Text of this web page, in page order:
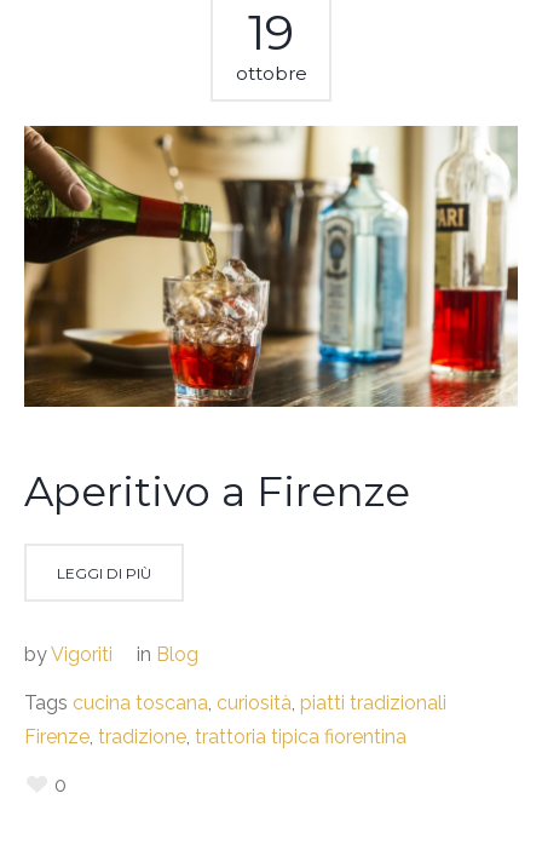
19
ottobre
Aperitivo a Firenze
LEGGI DI PIÙ
byVigoriti in Blog
Tags cucina toscana curiosità piatti tradizionali
Firenze tradizione trattoria tipica fiorentina
0